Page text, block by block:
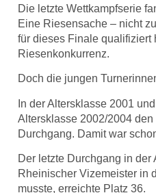
Die letzte Wettkampfserie
Eine Riesensache – nicht
für dieses Finale qualifiziert
Riesenkonkurrenz.
Doch die jungen
In der Altersklasse 2001
Altersklasse 2002/2004
Durchgang. Damit war
Der letzte Durchgang in
Rheinischer Vizemeister in
musste, erreichte Platz 36.